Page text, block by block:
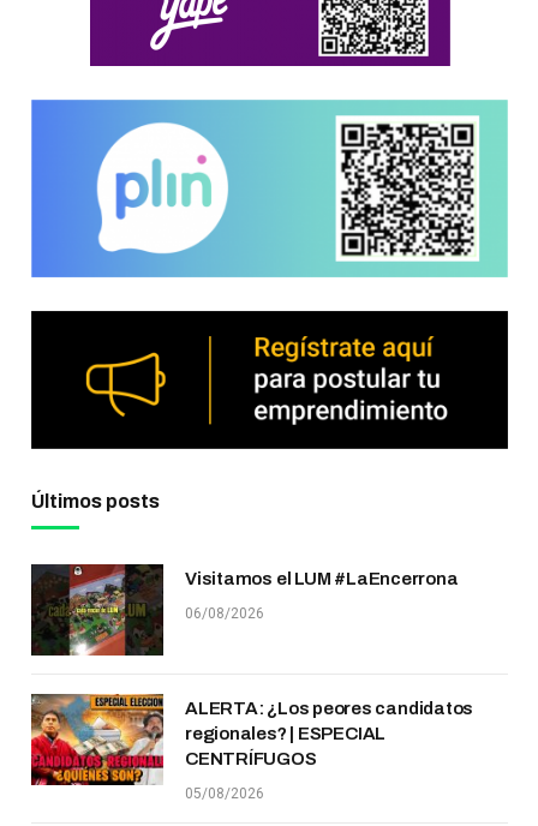
Últimos posts
Visitamos el LUM #LaEncerrona
06/08/2026
ALERTA: ¿Los peores candidatos
regionales? | ESPECIAL
CENTRÍFUGOS
05/08/2026